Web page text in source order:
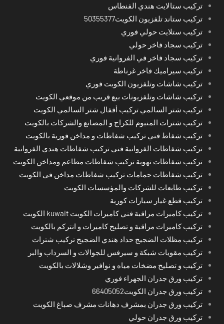
تركيب ستالايت هندي الفنطاس
تركيب ستاند تلفزيون الكويت50355377
تركيب ستلايت حولي فوري
تركيب سجاد فاخر حولي
تركيب سجاد فاخر في الفروانية فوري
تركيب سيراميك فاخر غرناطة
تركيب شاشات وتلفزيون الكويت فوري
تركيب شاشات وتلفزيونات بيع قريب من موقعي الكويت
تركيب شتر السالمي تركيب أقفال شتر السالمي الكويت
تركيب شترات المنيوم للكراج و المصانع والشركات بالكويت
تركيب شفاط فني تركيب شفاطات و مداخن فورية بالكويت
تركيب شفاطات الفروانية فني تركيب شفاطات هندي الفروانية
تركيب شفاطات تهوية تركيب شفاطات مطاعم ومداخن الكويت
تركيب شفاطات حمامات تركيب شفاطات مداخن في الكويت
تركيب طابعات للشركات والمؤسسات الكويت
تركيب قطع غيار سيارات كورية
تركيب كاميرات مراقبة فني كاميرات الكويت kuwait الكويت
تركيب كاميرات مراقبة و تصليح كاميرات و انتركم بالكويت
تركيب مظلات الضجيج حداد هندي الضجيج تركيب شترات
تركيب مقويات شبكة و سيرفس للجوالات و السرداب والبر
تركيب و تصليح مضخات مياه و نوافير وشلالات بالكويت
تركيب ورق جدران الجهراء فوري
تركيب ورق جدران الكويت66405052
تركيب ورق جدران بمشرف دهانات مشرف صباغ الكويت
تركيب ورق جدران حولي